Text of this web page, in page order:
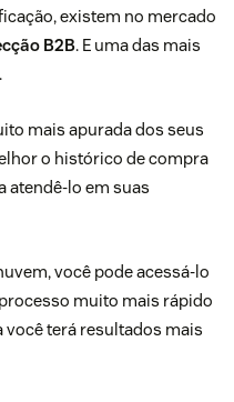
existem no mercado
B2B. E uma das mais
mais apurada dos seus
o histórico de compra
atendê-lo em suas
você pode acessá-lo
muito mais rápido
terá resultados mais